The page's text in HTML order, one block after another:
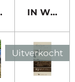
IN
Uitverkocht